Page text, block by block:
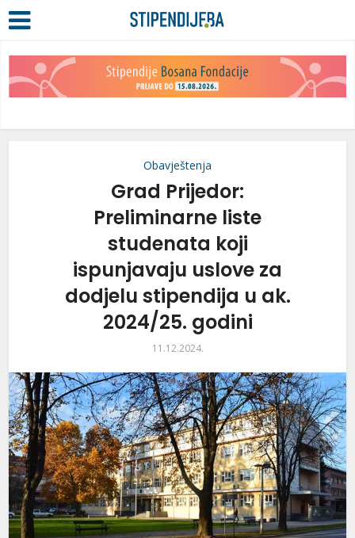
Obavještenja
Grad Prijedor:
Preliminarne liste
studenata koji
ispunjavaju uslove za
dodjelu stipendija u ak.
2024/25. godini
11.12.2024.